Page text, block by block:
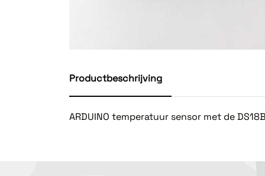
Productbeschrijving
ARDUINO temperatuur sensor met de